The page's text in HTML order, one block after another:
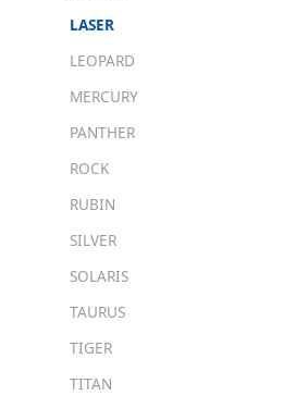
LASER
LEOPARD
MERCURY
PANTHER
ROCK
RUBIN
SILVER
SOLARIS
TAURUS
TIGER
TITAN